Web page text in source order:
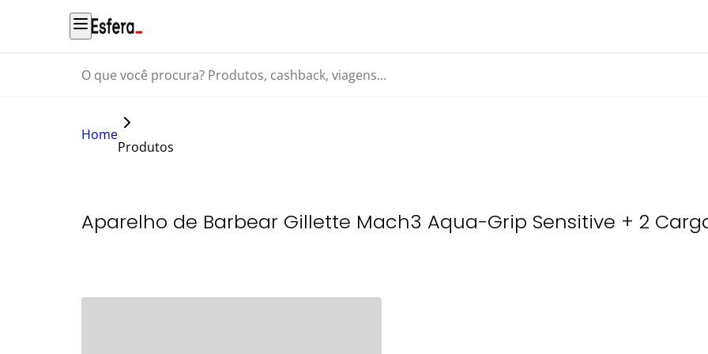
O que você procura? Produtos, cashback, viagens...
Home
Produtos
Aparelho de Barbear Gillette Mach3 Aqua-Grip Sensitive + 2